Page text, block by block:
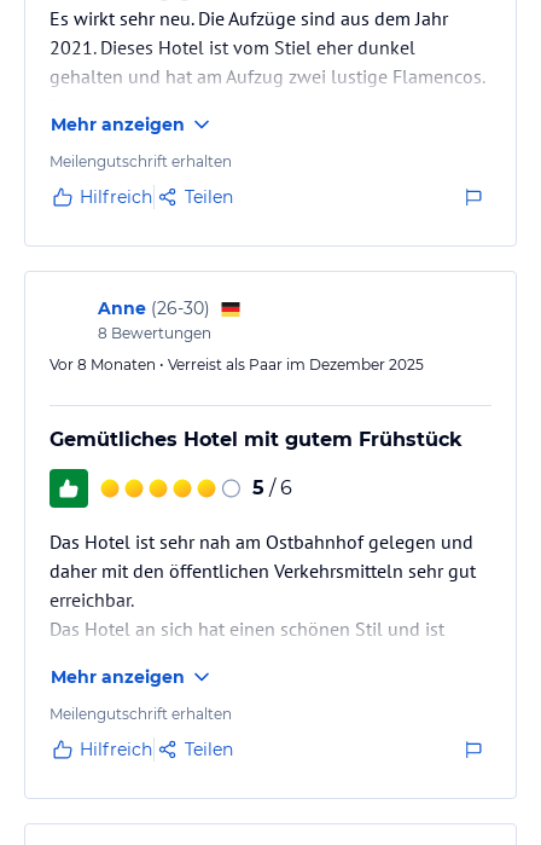
Es wirkt sehr neu. Die Aufzüge sind aus dem Jahr
2021. Dieses Hotel ist vom Stiel eher dunkel
gehalten und hat am Aufzug zwei lustige Flamencos.
Mehr anzeigen
Meilengutschrift erhalten
Hilfreich Teilen
Anne (26-30)
8 Bewertungen
Vor 8 Monaten • Verreist als Paar im Dezember 2025
Gemütliches Hotel mit gutem Frühstück
5 / 6
Das Hotel ist sehr nah am Ostbahnhof gelegen und
daher mit den öffentlichen Verkehrsmitteln sehr gut
erreichbar.
Das Hotel an sich hat einen schönen Stil und ist
Hauptstraße liegt.
Mehr anzeigen
Meilengutschrift erhalten
Hilfreich Teilen